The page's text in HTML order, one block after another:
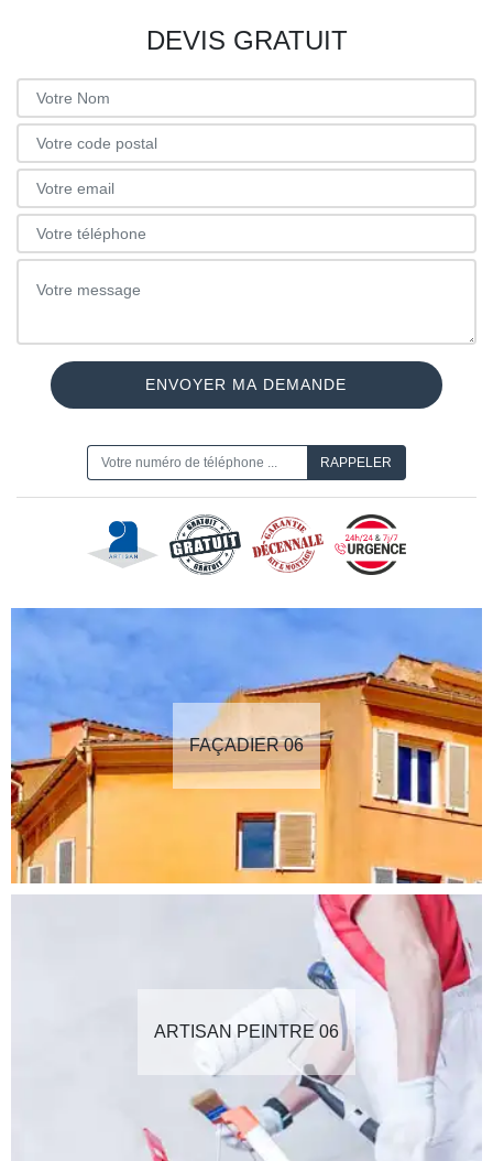
DEVIS GRATUIT
FAÇADIER 06
ARTISAN PEINTRE 06